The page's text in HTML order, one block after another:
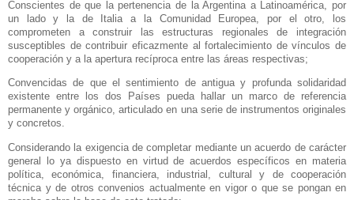
Conscientes de que la pertenencia de la Argentina a Latinoamérica, por
un lado y la de Italia a
la Comunidad Europea , por el otro, los
comprometen a construir las estructuras regionales de integración
susceptibles de contribuir eficazmente al fortalecimiento de vínculos de
cooperación y a la apertura recíproca entre las áreas respectivas;
Convencidas de que el sentimiento de antigua y profunda solidaridad
existente entre los dos Países pueda hallar un marco de referencia
permanente y orgánico, articulado en una serie de instrumentos originales
y concretos.
Considerando la exigencia de completar mediante un acuerdo de carácter
general lo ya dispuesto en virtud de acuerdos específicos en materia
política, económica, financiera, industrial, cultural y de cooperación
técnica y de otros convenios actualmente en vigor o que se pongan en